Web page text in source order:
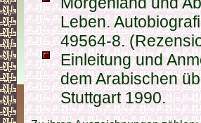
Leben.
49564-8.
Einleitung und
dem Arabischen
Stuttgart 1990.